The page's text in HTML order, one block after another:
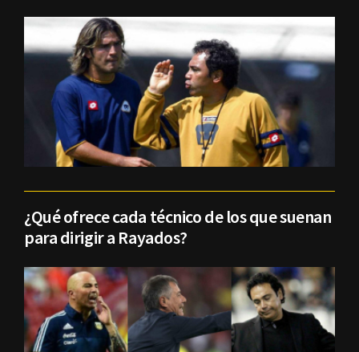
¿Qué ofrece cada técnico de los que suenan
para dirigir a Rayados?